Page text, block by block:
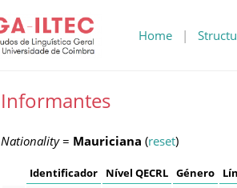
Home |
Informantes
Nationality= Mauriciana (reset)
Identificador Nível QECRL Género